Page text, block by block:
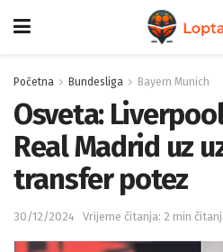
Početna Bundesliga Bayern Munich
Osveta:
Real Madrid uz
transfer potez
30/12/2024 Vrijeme čitanja: 2 min